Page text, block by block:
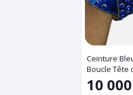
Ceinture
Boucle Tête
Bleus
10 000